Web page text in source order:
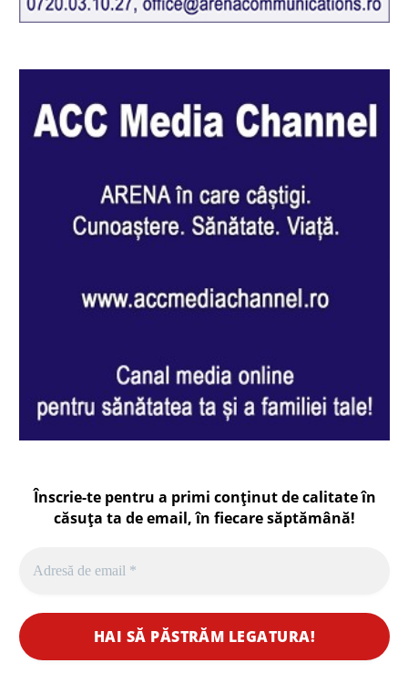
Înscrie-te pentru a primi conținut de calitate în
căsuța ta de email, în fiecaresăptămână!